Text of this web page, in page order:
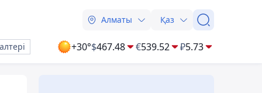
Алматы Қаз
+30°$467.48 €539.52 ₽5.73